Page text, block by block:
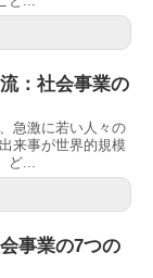
：社会事業の
急激に若い人々の
来事が世界的規模
ど...
事業の7つの